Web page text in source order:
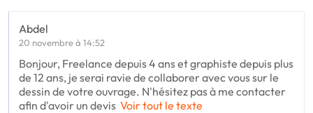
Abdel
20 novembre à 14:52
Bonjour, Freelance depuis 4 ans et graphiste depuis plus
de 12 ans, je serai ravie de collaborer avec vous sur le
dessin de votre ouvrage. N'hésitez pas à me contacter
afin d'avoir un devis Voir tout le texte